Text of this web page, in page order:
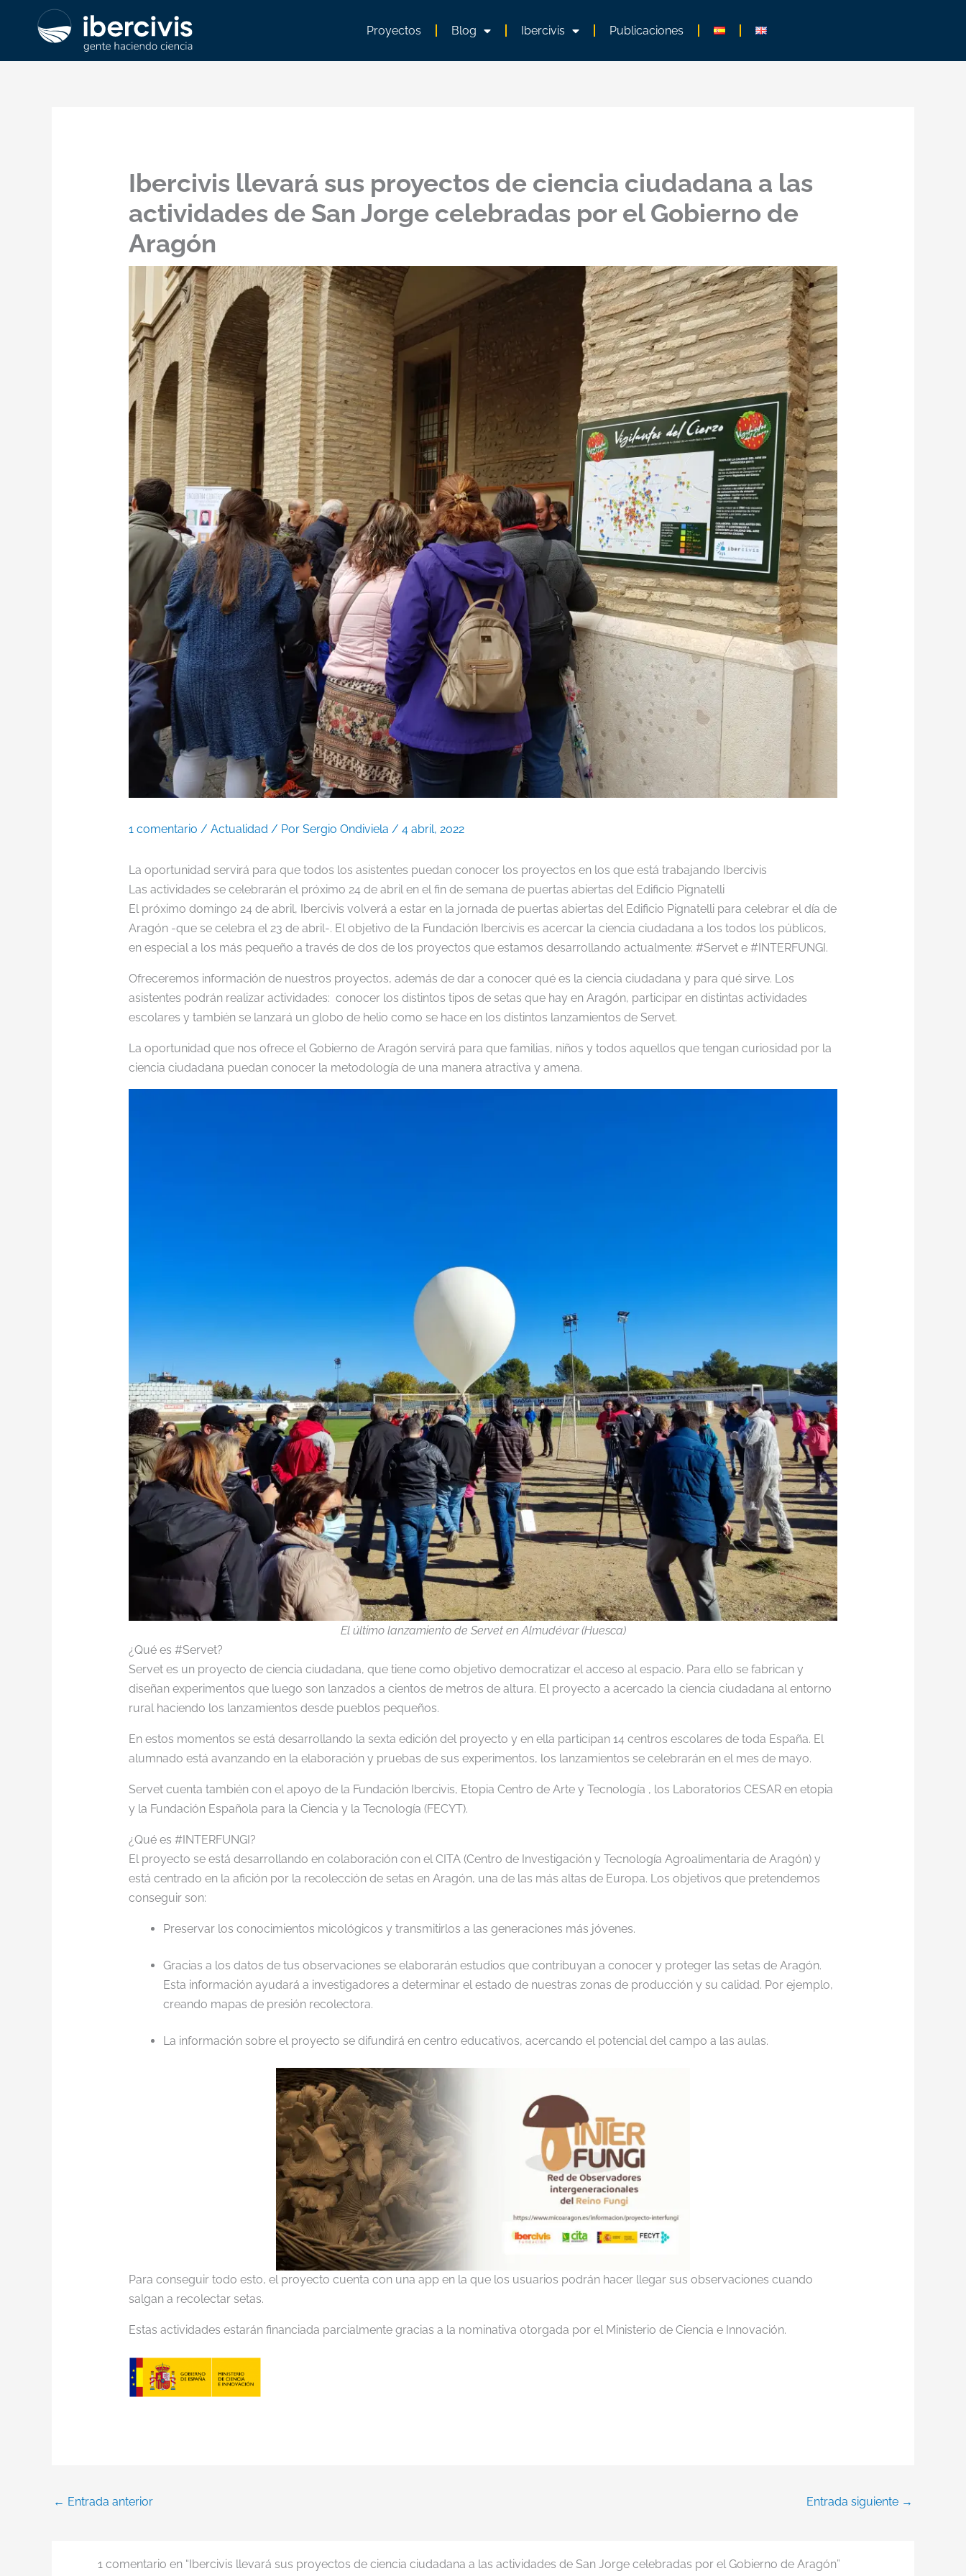
contenido
Proyectos Blog Ibercivis Publicaciones
Ibercivis llevará sus proyectos de ciencia ciudadana a las
actividades de San Jorge celebradas por el Gobierno de
Aragón
1 comentario / Actualidad / Por Sergio Ondiviela / 4 abril, 2022
La oportunidad servirá para que todos los asistentes puedan conocer los proyectos en los que está trabajando Ibercivis
Las actividades se celebrarán el próximo 24 de abril en el fin de semana de puertas abiertas del Edificio Pignatelli
El próximo domingo 24 de abril, Ibercivis volverá a estar en la jornada de puertas abiertas del Edificio Pignatelli para celebrar el día de
Aragón -que se celebra el 23 de abril-. El objetivo de la Fundación Ibercivis es acercar la ciencia ciudadana a los todos los públicos,
en especial a los más pequeño a través de dos de los proyectos que estamos desarrollando actualmente: #Servet e #INTERFUNGI.
Ofreceremos información de nuestros proyectos, además de dar a conocer qué es la ciencia ciudadana y para qué sirve. Los
asistentes podrán realizar actividades: conocer los distintos tipos de setas que hay en Aragón, participar en distintas actividades
escolares y también se lanzará un globo de helio como se hace en los distintos lanzamientos de Servet.
La oportunidad que nos ofrece el Gobierno de Aragón servirá para que familias, niños y todos aquellos que tengan curiosidad por la
ciencia ciudadana puedan conocer la metodología de una manera atractiva y amena.
El último lanzamiento de Servet en Almudévar (Huesca)
¿Qué es #Servet?
Servet es un proyecto de ciencia ciudadana, que tiene como objetivo democratizar el acceso al espacio. Para ello se fabrican y
diseñan experimentos que luego son lanzados a cientos de metros de altura. El proyecto a acercado la ciencia ciudadana al entorno
rural haciendo los lanzamientos desde pueblos pequeños.
En estos momentos se está desarrollando la sexta edición del proyecto y en ella participan 14 centros escolares de toda España. El
alumnado está avanzando en la elaboración y pruebas de sus experimentos, los lanzamientos se celebrarán en el mes de mayo.
Servet cuenta también con el apoyo de la Fundación Ibercivis, Etopia Centro de Arte y Tecnología , los Laboratorios CESAR en etopia
y la Fundación Española para la Ciencia y la Tecnología (FECYT).
¿Qué es #INTERFUNGI?
El proyecto se está desarrollando en colaboración con el CITA (Centro de Investigación y Tecnología Agroalimentaria de Aragón) y
está centrado en la afición por la recolección de setas en Aragón, una de las más altas de Europa. Los objetivos que pretendemos
conseguir son:
Preservar los conocimientos micológicos y transmitirlos a las generaciones más jóvenes.
Gracias a los datos de tus observaciones se elaborarán estudios que contribuyan a conocer y proteger las setas de Aragón.
Esta información ayudará a investigadores a determinar el estado de nuestras zonas de producción y su calidad. Por ejemplo,
creando mapas de presión recolectora.
La información sobre el proyecto se difundirá en centro educativos, acercando el potencial del campo a las aulas.
Para conseguir todo esto, el proyecto cuenta con una app en la que los usuarios podrán hacer llegar sus observaciones cuando
salgan a recolectar setas.
Estas actividades estarán financiada parcialmente gracias a la nominativa otorgada por el Ministerio de Ciencia e Innovación.
← Entrada anterior Entrada siguiente →
1 comentario en “Ibercivis llevará sus proyectos de ciencia ciudadana a las actividades de San Jorge celebradas por el Gobierno de Aragón”